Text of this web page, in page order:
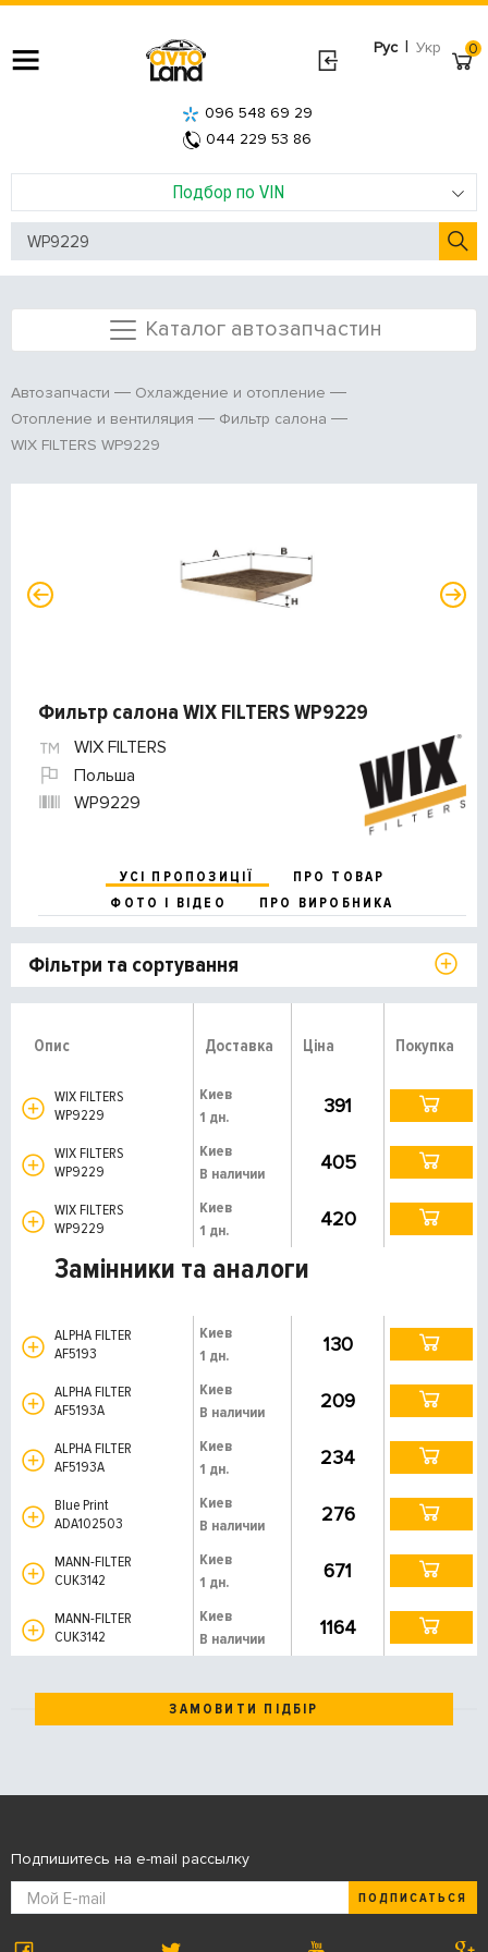
Рус | Укр
Подбор по VIN
096 548 69 29
044 229 53 86
0
Каталог автозапчастин
Автозапчасти
Охлаждение и отопление
Отопление и вентиляция
Фильтр салона
WIX FILTERS WP9229
Фильтр салона WIX FILTERS WP9229
WIX FILTERS
Польша
WP9229
УСІ ПРОПОЗИЦІЇ
ПРО ТОВАР
ФОТО І ВІДЕО
ПРО ВИРОБНИКА
Фільтри та сортування
Опис Доставка Ціна Покупка
WIX FILTERS
WP9229
Киев
1 дн.
391
WIX FILTERS
WP9229
Киев
В наличии
405
WIX FILTERS
WP9229
Киев
1 дн.
420
Замінники та аналоги
ALPHA FILTER
AF5193
Киев
1 дн.
130
ALPHA FILTER
AF5193A
Киев
В наличии
209
ALPHA FILTER
AF5193A
Киев
1 дн.
234
Blue Print
ADA102503
Киев
В наличии
276
MANN-FILTER
CUK3142
Киев
1 дн.
671
MANN-FILTER
CUK3142
Киев
В наличии
1164
ЗАМОВИТИ ПІДБІР
Подпишитесь на e-mail рассылку
ПОДПИСАТЬСЯ